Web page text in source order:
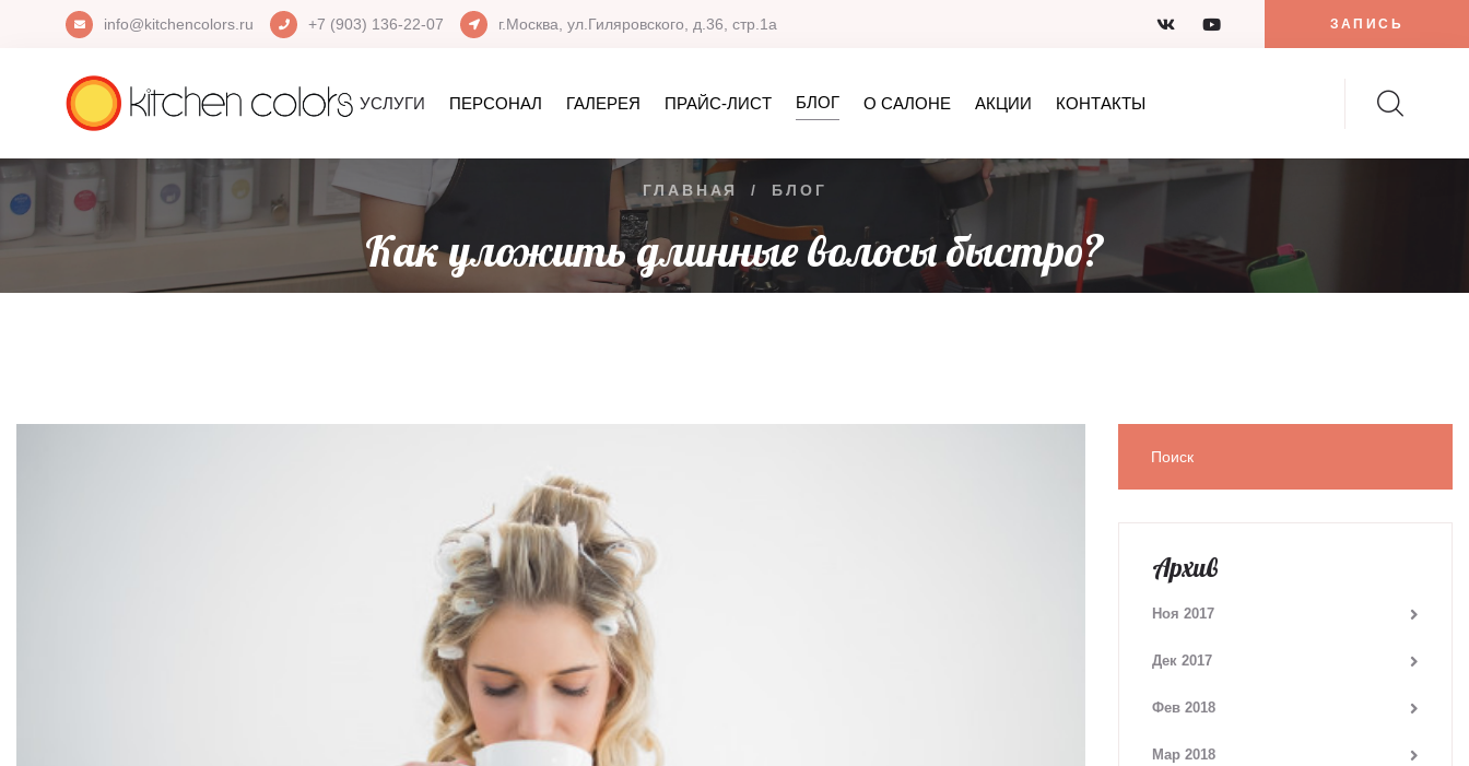
info@kitchencolors.ru +7 (903) 136-22-07 г.Москва, ул.Гиляровского, д.36, стр.1а ЗАПИСЬ
УСЛУГИ ПЕРСОНАЛ ГАЛЕРЕЯ ПРАЙС-ЛИСТ БЛОГ О САЛОНЕ АКЦИИ КОНТАКТЫ
ГЛАВНАЯ / БЛОГ
Как уложить длинные волосы быстро?
Архив
Ноя 2017
Дек 2017
Фев 2018
Мар 2018